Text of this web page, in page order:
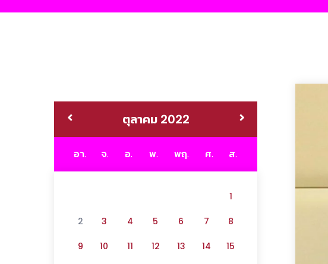
ตุลาคม 2022
อา. จ. อ. พ. พฤ. ศ. ส.
1
2 3 4 5 6 7 8
9 10 11 12 13 14 15